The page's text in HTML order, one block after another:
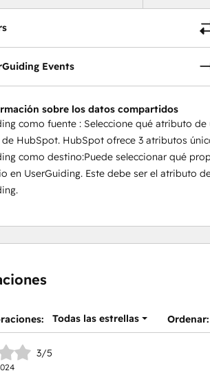
Events
sobre los datos compartidos
como fuente : Seleccione qué atributo
HubSpot. HubSpot ofrece 3 atributos
como destino:Puede seleccionar qué
en UserGuiding. Este debe ser el atributo
Todas las estrellas Ordenar:
3/5